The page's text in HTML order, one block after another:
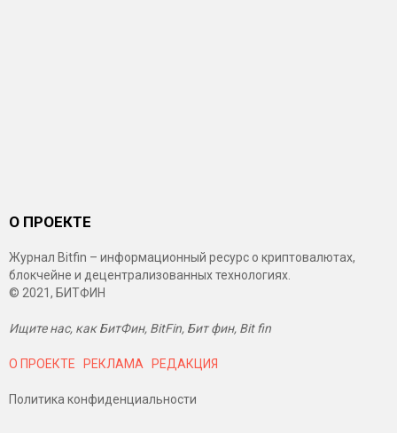
О ПРОЕКТЕ
Журнал Bitfin – информационный ресурс о криптовалютах,
блокчейне и децентрализованных технологиях.
© 2021, БИТФИН
Ищите нас, как БитФин, BitFin, Бит фин, Bit fin
О ПРОЕКТЕ РЕКЛАМА РЕДАКЦИЯ
Политика конфиденциальности